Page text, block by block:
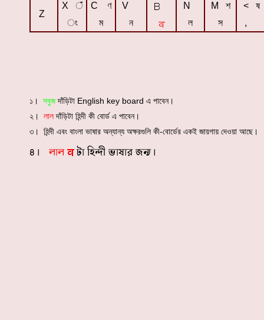
Z
X ঁ
ং
C ণ
ম
V
ন
N
ল
M শ
স
< ষ
,
১। সবুজদাঁড়িটা English key board এ পাবেন।
২। লাল দাঁড়িটা হিন্দী কী বোর্ড এ পাবেন।
৩। হিন্দী এবং বাংলা ভাষার অন্যান্য অক্ষরগুলি কী-বোর্ডের একই জায়গায় দেওয়া আছে।